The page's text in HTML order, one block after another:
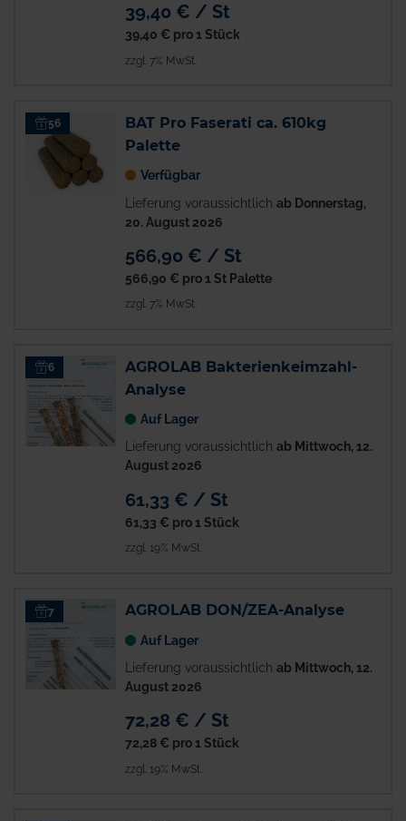
39,40 € / St
39,40 € pro 1 Stück
zzgl. 7% MwSt.
56
BAT Pro Faserati ca. 610kg
Palette
Verfügbar
Lieferung voraussichtlich ab Donnerstag,
20. August 2026
566,90 € / St
566,90 € pro 1 St Palette
zzgl. 7% MwSt.
6
AGROLAB Bakterienkeimzahl-
Analyse
Auf Lager
Lieferung voraussichtlich ab Mittwoch, 12.
August 2026
61,33 € / St
61,33 € pro 1 Stück
zzgl. 19% MwSt.
7 AGROLAB DON/ZEA-Analyse
Auf Lager
Lieferung voraussichtlich ab Mittwoch, 12.
August 2026
72,28 € / St
72,28 € pro 1 Stück
zzgl. 19% MwSt.